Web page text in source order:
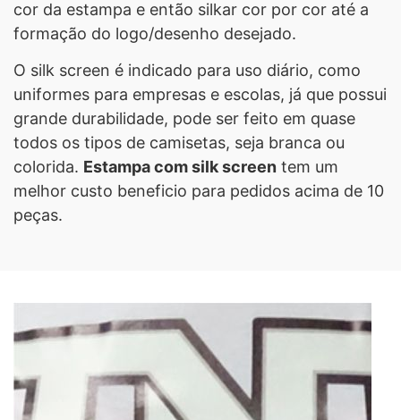
cor da estampa e então silkar cor por cor até a
formação do logo/desenho desejado.
O silk screen é indicado para uso diário, como
uniformes para empresas e escolas, já que possui
grande durabilidade, pode ser feito em quase
todos os tipos de camisetas, seja branca ou
colorida. Estampa com silk screen tem um
melhor custo beneficio para pedidos acima de 10
peças.